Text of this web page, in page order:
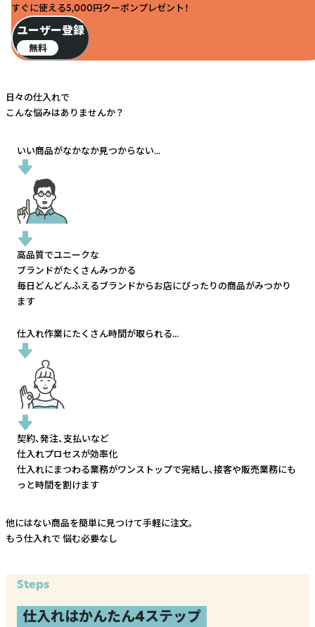
すぐに使える5,000円クーポンプレゼント！
ユーザー登録
無料
日々の仕入れで
こんな悩みはありませんか？
いい商品がなかなか見つからない...
高品質でユニークな
ブランドがたくさんみつかる
毎日どんどんふえるブランドからお店にぴったりの商品がみつかり
ます
仕入れ作業にたくさん時間が取られる...
契約、発注、支払いなど
仕入れプロセスが効率化
仕入れにまつわる業務がワンストップで完結し、接客や販売業務にも
っと時間を割けます
他にはない商品を簡単に見つけて手軽に注文。
もう仕入れで 悩む必要なし
Steps
仕入れはかんたん4ステップ